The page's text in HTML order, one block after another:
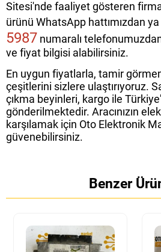
Sitesi'nde faaliyet gösteren
ürünü WhatsApp hattımızdan
5987 numaralı
ve fiyat bilgisi alabilirsiniz.
En uygun fiyatlarla, tamir
çeşitlerini sizlere ulaştırıyoruz.
çıkma beyinleri, kargo ile
gönderilmektedir. Aracınızın
karşılamak için Oto Elektronik
güvenebilirsiniz.
Benzer